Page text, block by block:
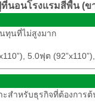
ที่นอนโรงแรมสีพื้น (ข
ทุนที่ไม่สูงมาก
5.0ฟุต
สำหรับธุรกิจที่ต้องการ